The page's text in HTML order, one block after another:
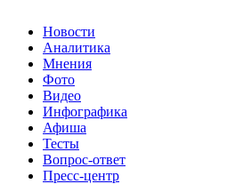
Новости
Аналитика
Мнения
Фото
Видео
Инфографика
Афиша
Тесты
Вопрос-ответ
Пресс-центр